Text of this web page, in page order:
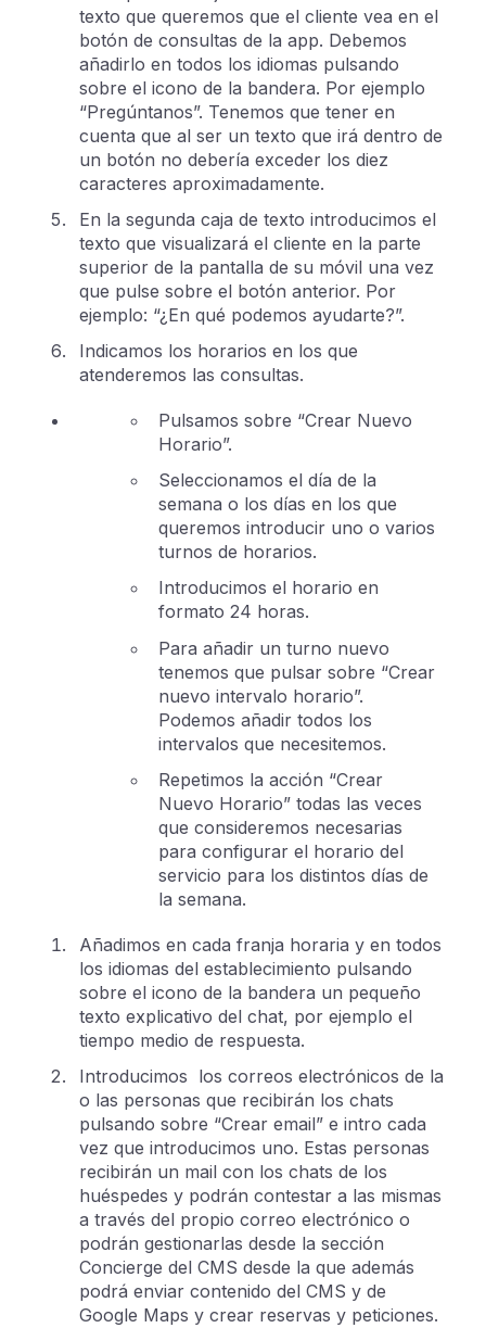
texto que queremos que el cliente vea en el
botón de consultas de la app. Debemos
añadirlo en todos los idiomas pulsando
sobre el icono de la bandera. Por ejemplo
“Pregúntanos”. Tenemos que tener en
cuenta que al ser un texto que irá dentro de
un botón no debería exceder los diez
caracteres aproximadamente.
En la segunda caja de texto introducimos el
texto que visualizará el cliente en la parte
superior de la pantalla de su móvil una vez
que pulse sobre el botón anterior. Por
ejemplo: “¿En qué podemos ayudarte?”.
Indicamos los horarios en los que
atenderemos las consultas.
Pulsamos sobre “Crear Nuevo
Horario”.
Seleccionamos el día de la
semana o los días en los que
queremos introducir uno o varios
turnos de horarios.
Introducimos el horario en
formato 24 horas.
Para añadir un turno nuevo
tenemos que pulsar sobre “Crear
nuevo intervalo horario”.
Podemos añadir todos los
intervalos que necesitemos.
Repetimos la acción “Crear
Nuevo Horario” todas las veces
que consideremos necesarias
para configurar el horario del
servicio para los distintos días de
la semana.
Añadimos en cada franja horaria y en todos
los idiomas del establecimiento pulsando
sobre el icono de la bandera un pequeño
texto explicativo del chat, por ejemplo el
tiempo medio de respuesta.
Introducimos los correos electrónicos de la
o las personas que recibirán los chats
pulsando sobre “Crear email” e intro cada
vez que introducimos uno. Estas personas
recibirán un mail con los chats de los
huéspedes y podrán contestar a las mismas
a través del propio correo electrónico o
podrán gestionarlas desde la sección
Concierge del CMS desde la que además
podrá enviar contenido del CMS y de
Google Maps y crear reservas y peticiones.